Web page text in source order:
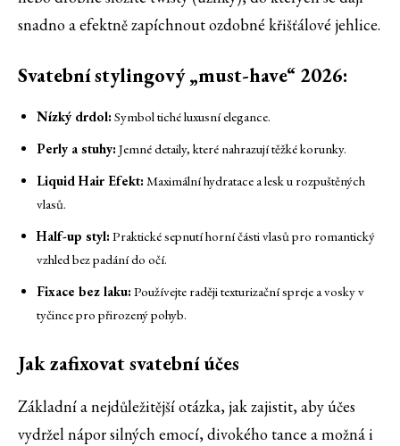
snadno a efektně zapíchnout ozdobné křišťálové jehlice.
Svatební stylingový „must-have“ 2026:
Nízký drdol: Symbol tiché luxusní elegance.
Perly a stuhy: Jemné detaily, které nahrazují těžké korunky.
Liquid Hair Efekt: Maximální hydratace a lesk u rozpuštěných
vlasů.
Half-up styl: Praktické sepnutí horní části vlasů pro romantický
vzhled bez padání do očí.
Fixace bez laku: Používejte raději texturizační spreje a vosky v
tyčince pro přirozený pohyb.
Jak zafixovat svatební účes
Základní a nejdůležitější otázka, jak zajistit, aby účes
vydržel nápor silných emocí, divokého tance a možná i